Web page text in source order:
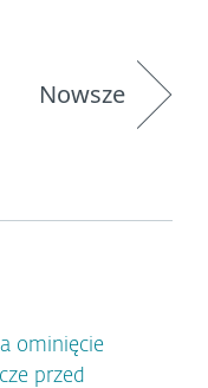
Nowsze
ominięcie
przed